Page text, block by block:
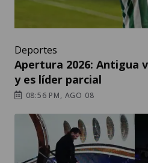
Deportes
Apertura 2026: Antigua
y es líder parcial
08:56 PM, AGO 08